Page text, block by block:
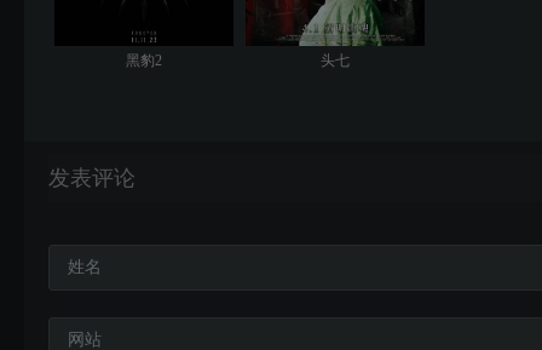
黑豹2 头七
发表评论
姓名
网站